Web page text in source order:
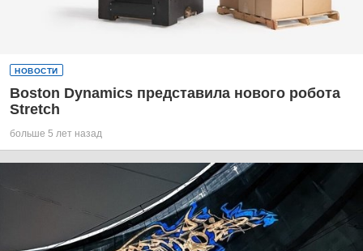
НОВОСТИ
Boston Dynamics представила нового робота
Stretch
больше 5 лет назад